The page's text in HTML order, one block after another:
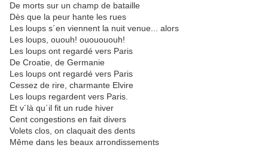
De morts sur un champ de bataille
Dès que la peur hante les rues
Les loups s´en viennent la nuit venue... alors
Les loups, ououh! ououououh!
Les loups ont regardé vers Paris
De Croatie, de Germanie
Les loups ont regardé vers Paris
Cessez de rire, charmante Elvire
Les loups regardent vers Paris.
Et v´là qu´il fit un rude hiver
Cent congestions en fait divers
Volets clos, on claquait des dents
Même dans les beaux arrondissements